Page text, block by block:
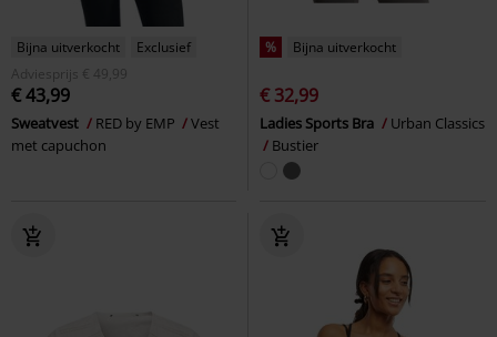
Bijna uitverkocht
Exclusief
Adviesprijs
€ 49,99
€ 43,99
Sweatvest RED by EMP
Vest
met capuchon
% Bijna uitverkocht
€ 32,99
Ladies Sports Bra
Urban Classics
Bustier